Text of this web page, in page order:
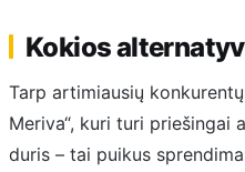
Kokios
Tarp artimiausių
Meriva“, kuri turi priešingai
duris – tai puikus